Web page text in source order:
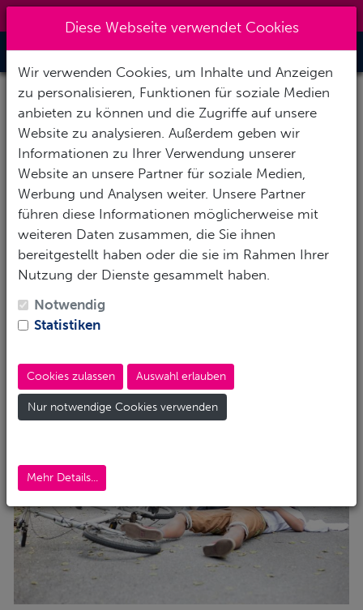
Toggle
EFR Kurs - Erste Hilfe für
Taucher und
Nichttaucher
Diese Webseite verwendet Cookies
Wir verwenden Cookies, um Inhalte und Anzeigen
zu personalisieren, Funktionen für soziale Medien
anbieten zu können und die Zugriffe auf unsere
Website zu analysieren. Außerdem geben wir
Informationen zu Ihrer Verwendung unserer
Website an unsere Partner für soziale Medien,
Werbung und Analysen weiter. Unsere Partner
führen diese Informationen möglicherweise mit
weiteren Daten zusammen, die Sie ihnen
bereitgestellt haben oder die sie im Rahmen Ihrer
Nutzung der Dienste gesammelt haben.
Notwendig
Statistiken
Cookies zulassen Auswahl erlauben
Nur notwendige Cookies verwenden
Mehr Details...